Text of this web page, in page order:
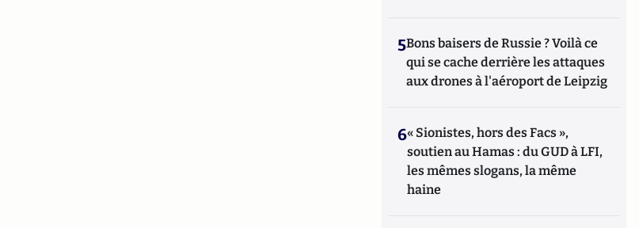
5Bons baisers de Russie ? Voilà ce
qui se cache derrière les attaques
aux drones à l'aéroport de Leipzig
6« Sionistes, hors des Facs »,
soutien au Hamas : du GUD à LFI,
les mêmes slogans, la même
haine